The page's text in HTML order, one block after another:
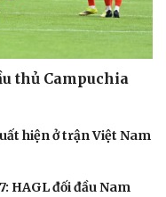
thủ Campuchia
hiện ở trận Việt Nam
HAGL đối đầu Nam